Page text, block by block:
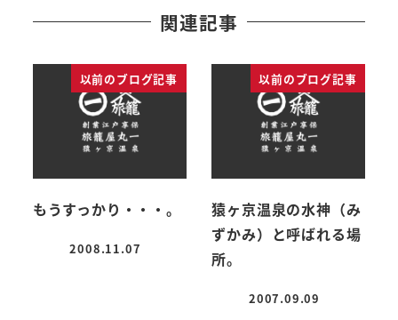
関連記事
以前のブログ記事
もうすっかり・・・。
投稿日
2008.11.07
以前のブログ記事
猿ヶ京温泉の水神（み
ずかみ）と呼ばれる場
所。
投稿日
2007.09.09